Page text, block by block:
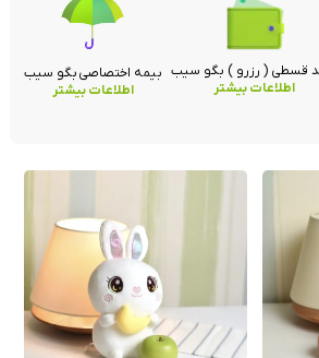
قسطی ( رزرو ) بگو سیب
اطلاعات بیشتر
بیمه اختصاصی بگو سیب
اطلاعات بیشتر